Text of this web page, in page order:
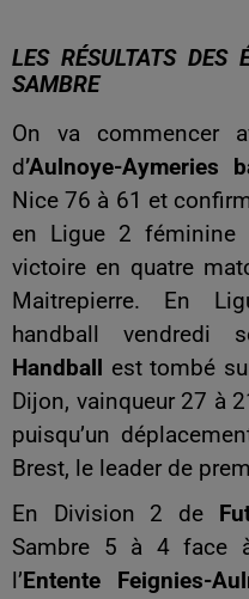
LES RÉSULTATS DES
SAMBRE
On va commencer
d’Aulnoye-Aymeries
Nice 76 à 61 et
en Ligue 2
victoire en quatre
Maitrepierre. En
handball vendredi
Handball est tombé
Dijon, vainqueur 27 à
puisqu’un
Brest, le leader de
En Division 2 de
Sambre 5 à 4 face
l’Entente Feignies-